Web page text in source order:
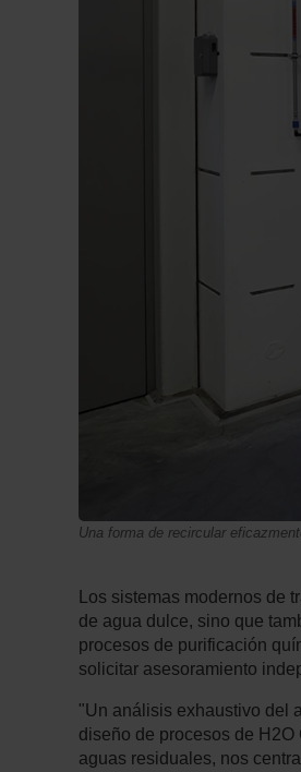
Una forma de recircular
Los sistemas modernos
de agua dulce, sino que
procesos de purificación
solicitar asesoramiento
"Un análisis exhaustivo del
diseño de procesos de
aguas residuales, nos